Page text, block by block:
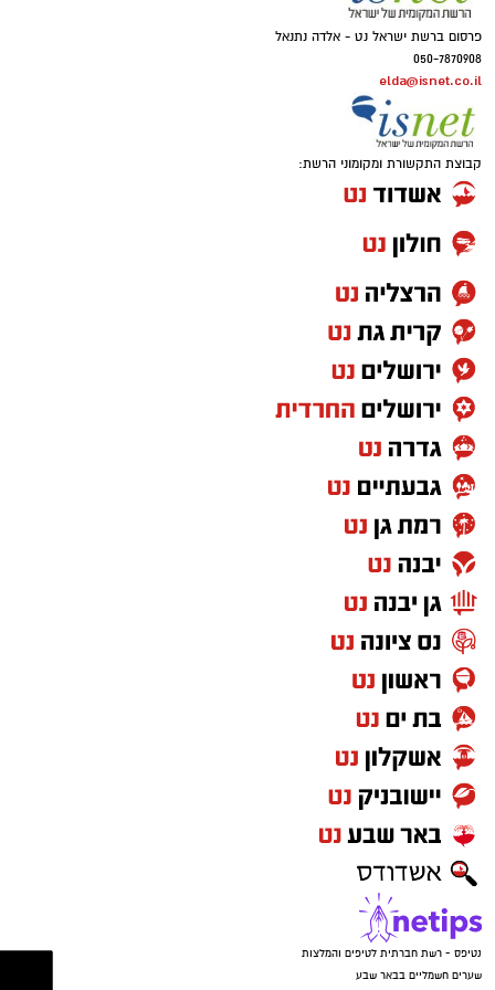
אינדקס העסקים של באר שבע נט
אנו מכבדים זכויות יוצרים ועושים מאמץ לאתר את
בעלי הזכויות בצילומים המגיעים לידינו. אם זיהיתים
בפרסומינו צילום שיש לכם זכויות בו, אתם רשאים
לפנות אלינו ולבקש לחדול מהשימוש באמצעות
כתובת המייל:ram@isnet.co.il
נתפס. "הם תפסו אותם והצמידו להם סכין",
מספרת האם. "הם שדדו להם את הטלפונים
הניידים, חסמו אותי ואת אבא שלו, וכיבו את איתור
המיקום כדי שלא נוכל להגיע אליהם. ואז הם ביקשו
מהם להתפשט".
האם, שעדיין מתקשה לעכל את גודל הזוועה,
מתארת מסכת התעללות קשה שעברו הנערים:
"הם הכריחו אותם לגעת אחד בשני, החדירו להם
מקלות, וכל זה תוך כדי שהם מקבלים מכות
אכזריות. והכי מזעזע – התוקפים צילמו הכל
בטלפונים שלהם. אני לדעתי אפילו לא יודעת את
כל מה שהיה שם''.
האירוע הופסק רק בנס, לאחר שאמה של אחד
הקורבנות, שדאגה מכך שבנה טרם שב, התקשרה
ללא הרף. התוקפים הורו לנער לענות ולומר שהוא
בפארק, וכשהבינו שהאם בדרכה למקום – הם
איימו על הקורבנות שאם ידברו הם יגיעו עד לביתם,
זרקו את הטלפונים ונמלטו מהמקום.
קרדיט: משטרת ישראל
המשפחה נמצאת כעת בשבר מוחלט. "אני גמורה,
נטיפס - רשת חברתית לטיפים והמלצות
שערים חשמליים בבאר שבע
מסלולים לטיולים
טיולים בדרום
עורך דין באשדוד
קריית גת נט
חולון נט